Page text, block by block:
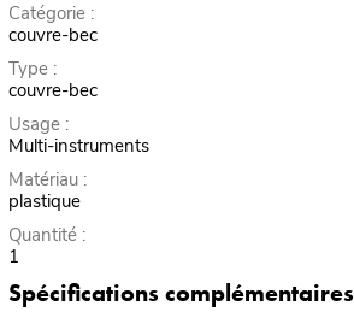
Catégorie :
couvre-bec
Type :
couvre-bec
Usage :
Multi-instruments
Matériau :
plastique
Quantité :
1
Spécifications complémentaires